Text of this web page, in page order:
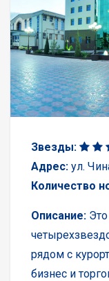
Звезды:
Адрес: ул.
Количество
Описание:
рядом с
бизнес и